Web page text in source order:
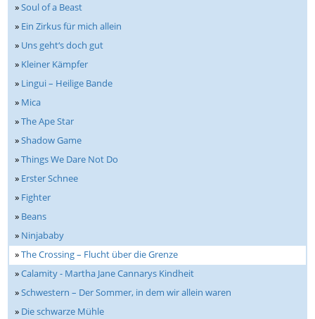
»Soul of a Beast
» Ein Zirkus für mich allein
» Uns geht‘s doch gut
» Kleiner Kämpfer
» Lingui – Heilige Bande
» Mica
»The Ape Star
»Shadow Game
»Things We Dare Not Do
» Erster Schnee
» Fighter
» Beans
» Ninjababy
»The Crossing – Flucht über die Grenze
»Calamity - Martha Jane Cannarys Kindheit
»Schwestern – Der Sommer, in dem wir allein waren
» Die schwarze Mühle